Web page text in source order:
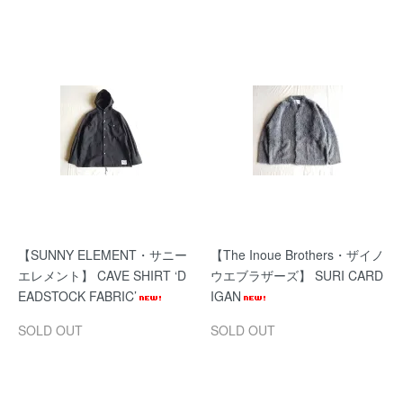
【SUNNY ELEMENT・サニー
エレメント】 CAVE SHIRT ‘D
EADSTOCK FABRIC’
SOLD OUT
【The Inoue Brothers・ザイノ
ウエブラザーズ】 SURI CARD
IGAN
SOLD OUT